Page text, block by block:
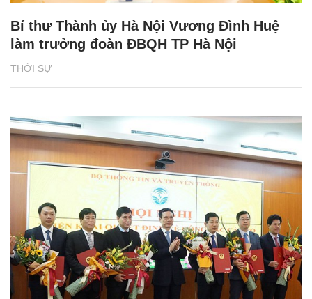
THỜI SỰ
Bí thư Thành ủy Hà Nội Vương Đình Huệ
làm trưởng đoàn ĐBQH TP Hà Nội